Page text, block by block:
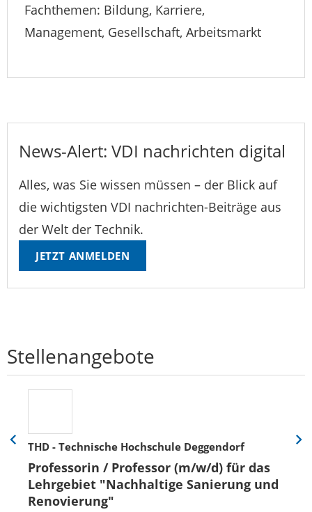
Fachthemen: Bildung, Karriere,
Management, Gesellschaft, Arbeitsmarkt
News-Alert: VDI nachrichten digital
Alles, was Sie wissen müssen – der Blick auf
die wichtigsten VDI nachrichten-Beiträge aus
der Welt der Technik.
JETZT ANMELDEN
Stellenangebote
THD - Technische Hochschule Deggendorf
Professorin / Professor (m/w/d) für das
Lehrgebiet "Nachhaltige Sanierung und
Renovierung"
Eine
zurück
Eine